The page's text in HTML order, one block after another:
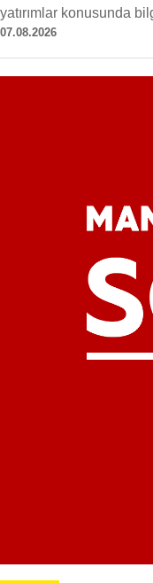
yatırımlar konusunda
07.08.2026